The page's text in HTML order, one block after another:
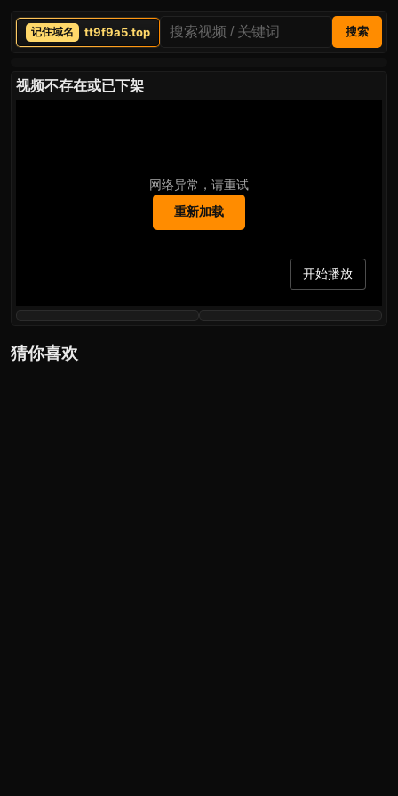
tt9f9a5.top 搜索
视频不存在或已下架
网络异常，请重试
重新加载
开始播放
猜你喜欢